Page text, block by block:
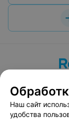
Вакансии
Наш сайт
удобства